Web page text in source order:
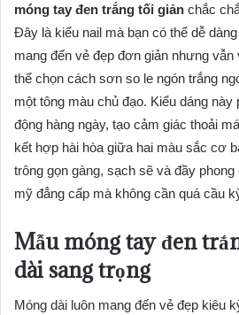
móng tay đen trắng tối giản chắc
Đây là kiểu nail mà bạn có thể dễ
mang đến vẻ đẹp đơn giản nhưng vẫn
thể chọn cách sơn so le ngón trắng
một tông màu chủ đạo. Kiểu dáng
động hàng ngày, tạo cảm giác thoải
kết hợp hài hòa giữa hai màu sắc cơ
trông gọn gàng, sạch sẽ và đầy
mỹ đẳng cấp mà không cần quá cầu
Mẫu móng tay đen
dài sang trọng
Móng dài luôn mang đến vẻ đẹp kiêu